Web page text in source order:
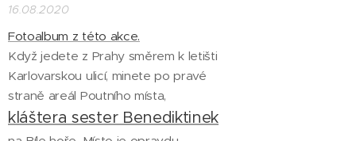
16.08.2020
Fotoalbum z této akce.
Když jedete z Prahy směrem k letišti
Karlovarskou ulicí, minete po pravé
straně areál Poutního místa,
kláštera sester Benediktinek